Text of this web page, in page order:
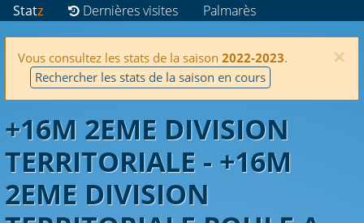
Statz Dernières visites Palmarès
×
Vous consultez les stats de la saison 2022-2023.
Rechercher les stats de la saison en cours
+16M 2EME DIVISION
TERRITORIALE - +16M
2EME DIVISION